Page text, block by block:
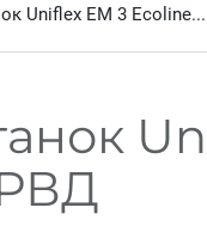
Uniflex EM 3 Ecoline...